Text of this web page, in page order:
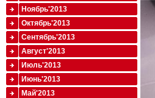
Ноябрь'2013
Октябрь'2013
Сентябрь'2013
Август'2013
Июль'2013
Июнь'2013
Май'2013